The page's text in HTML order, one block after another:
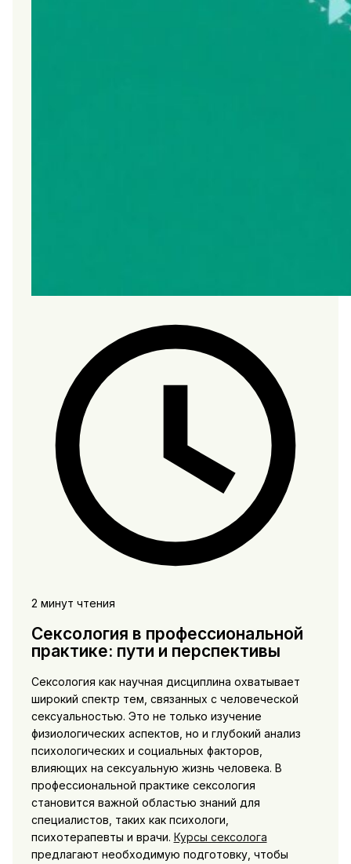
2 минут чтения
Сексология в профессиональной
практике: пути и перспективы
Сексология как научная дисциплина охватывает
широкий спектр тем, связанных с человеческой
сексуальностью. Это не только изучение
физиологических аспектов, но и глубокий анализ
психологических и социальных факторов,
влияющих на сексуальную жизнь человека. В
профессиональной практике сексология
становится важной областью знаний для
специалистов, таких как психологи,
психотерапевты и врачи. Курсы сексолога
предлагают необходимую подготовку, чтобы